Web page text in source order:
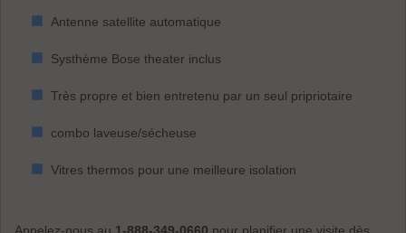
Antenne satellite automatique
Systhème Bose theater inclus
Très propre et bien entretenu par un seul pripriotaire
combo laveuse/sécheuse
Vitres thermos pour une meilleure isolation